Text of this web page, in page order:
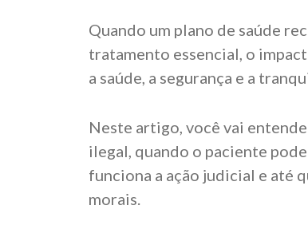
Quando um plano de saúde
tratamento essencial, o
a saúde, a segurança e a
Neste artigo, você vai
ilegal, quando o paciente
funciona a ação judicial e até
morais.